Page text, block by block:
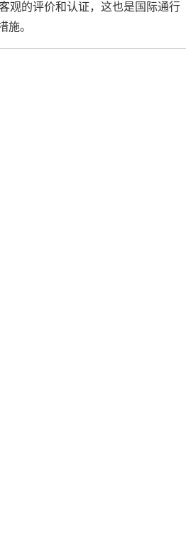
观的评价和认证，这也是国际通行
施。